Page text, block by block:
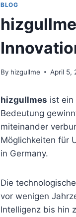
BLOG
By hizgullme April 5,
hizgullmes ist ein
Bedeutung
miteinander
Möglichkeiten für
in Germany.
Die
vor wenigen
Intelligenz bis hin